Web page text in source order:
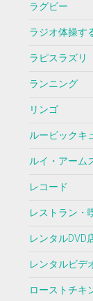
ラグビー
ラジオ体操す
ラピスラズリ
ランニング
リンゴ
ルービックキ
ルイ・アーム
レコード
レストラン・
レンタルDVD
レンタルビデ
ローストチキ